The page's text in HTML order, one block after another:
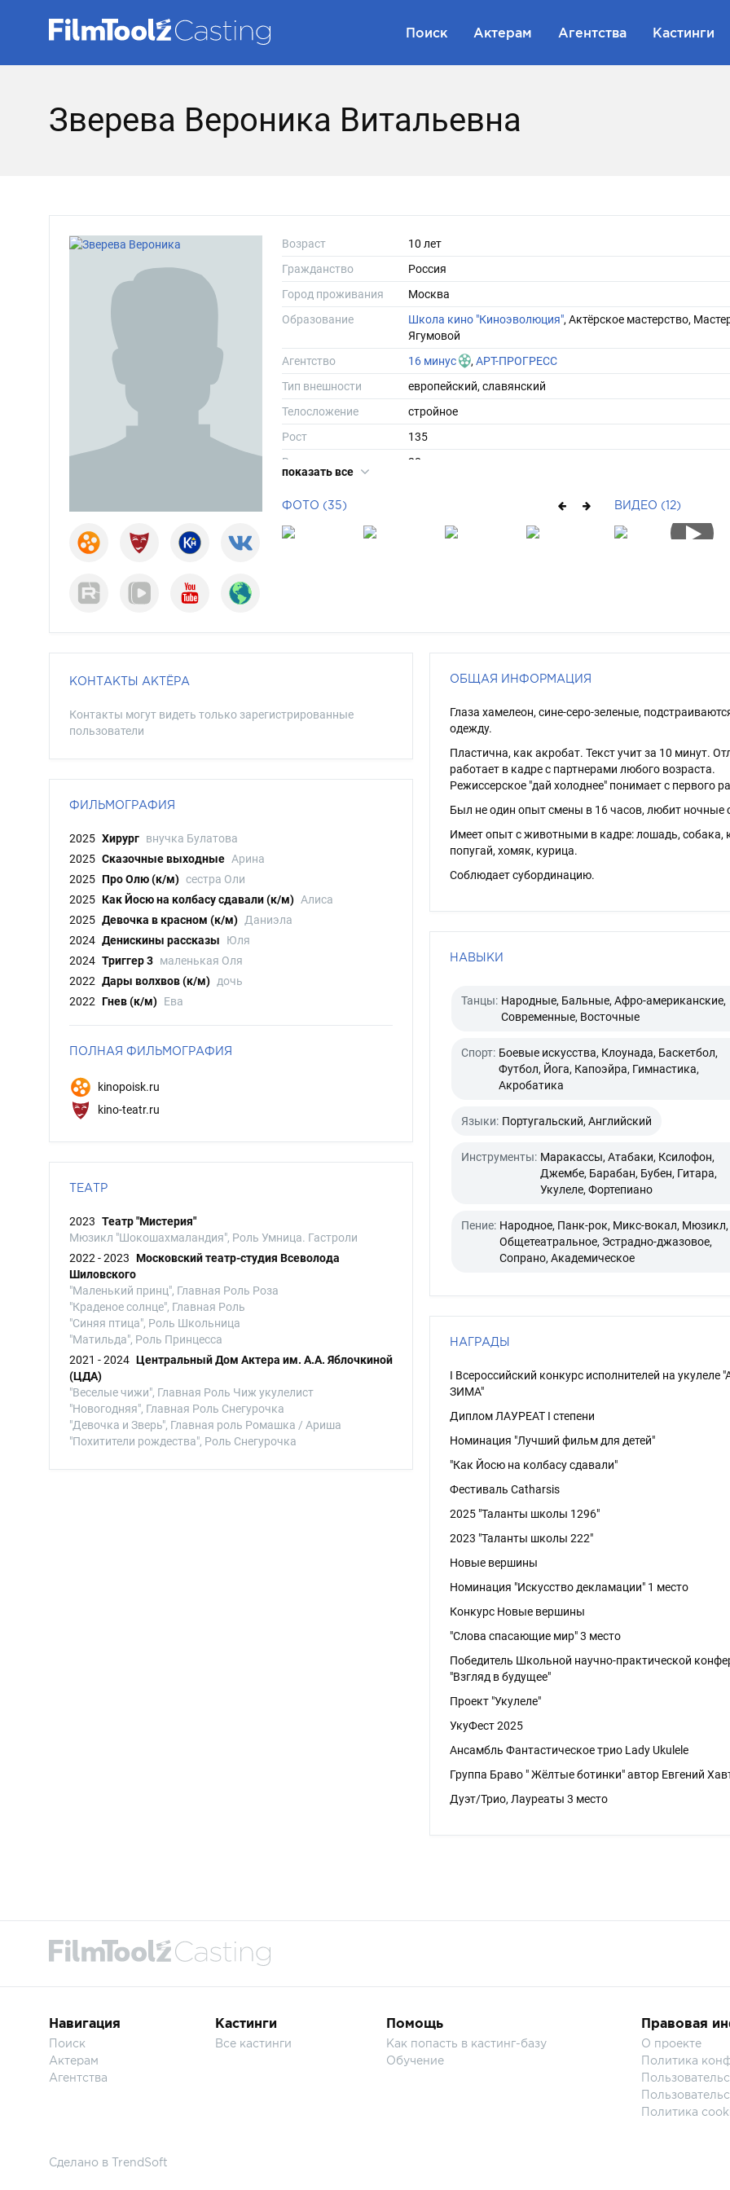
Поиск Актерам Агентства Кастинги
Зверева Вероника Витальевна
Возраст
10 лет
Гражданство
Россия
Город проживания
Москва
Образование
Школа кино "Киноэволюция", Актёрское мастерство,
Ягумовой
Агентство
16 минус , АРТ-ПРОГРЕСС
Тип внешности
европейский, славянский
Телосложение
стройное
Рост
135
Вес
28
Размер обуви
Длина волос
очень длинные
показать все
ФОТО (35) ВИДЕО (12)
КОНТАКТЫ АКТЁРА
Контакты могут видеть только зарегистрированные
пользователи
ФИЛЬМОГРАФИЯ
2025 Хирург внучка Булатова
2025 Сказочные выходные Арина
2025 Про Олю (к/м) сестра Оли
2025 Как Йосю на колбасу сдавали (к/м) Алиса
2025 Девочка в красном (к/м) Даниэла
2024 Денискины рассказы
Юля
2024 Триггер 3 маленькая Оля
2022 Дары волхвов (к/м) дочь
2022
Гнев (к/м) Ева
ПОЛНАЯ ФИЛЬМОГРАФИЯ
kinopoisk.ru
kino-teatr.ru
ТЕАТР
2023 Театр "Мистерия"
Мюзикл "Шокошахмаландия", Роль Умница. Гастроли
2022 - 2023 Московский театр-студия Всеволода
Шиловского
"Маленький принц", Главная Роль Роза
"Краденое солнце", Главная Роль
"Синяя птица", Роль Школьница
"Матильда", Роль Принцесса
2021 - 2024 Центральный Дом Актера им. А.А. Яблочкиной
(ЦДА)
"Веселые чижи", Главная Роль Чиж укулелист
"Новогодняя", Главная Роль Снегурочка
"Девочка и Зверь", Главная роль Ромашка / Ариша
"Похитители рождества", Роль Снегурочка
ОБЩАЯ ИНФОРМАЦИЯ
Глаза хамелеон, сине-серо-зеленые,
одежду.
Пластична, как акробат. Текст учит за 10 минут.
работает в кадре с партнерами любого возраста.
Режиссерское "дай холоднее" понимает с первого
Был не один опыт смены в 16 часов, любит ночные
Имеет опыт с животными в кадре: лошадь, собака,
попугай, хомяк, курица.
Соблюдает субординацию.
НАВЫКИ
Танцы: Народные, Бальные, Афро-американские,
Современные, Восточные
Спорт: Боевые искусства, Клоунада, Баскетбол,
Футбол, Йога, Капоэйра, Гимнастика,
Акробатика
Языки: Португальский, Английский
Инструменты: Маракассы, Атабаки, Ксилофон,
Джембе, Барабан, Бубен, Гитара,
Укулеле, Фортепиано
Пение: Народное, Панк-рок, Микс-вокал, Мюзикл,
Общетеатральное, Эстрадно-джазовое,
Сопрано, Академическое
НАГРАДЫ
I Всероссийский конкурс исполнителей на укулеле
ЗИМА"
Диплом ЛАУРЕАТ I степени
Номинация "Лучший фильм для детей"
"Как Йосю на колбасу сдавали"
Фестиваль Catharsis
2025 "Таланты школы 1296"
2023 "Таланты школы 222"
Новые вершины
Номинация "Искусство декламации" 1 место
Конкурс Новые вершины
"Слова спасающие мир" 3 место
Победитель Школьной научно-практической
"Взгляд в будущее"
Проект "Укулеле"
УкуФест 2025
Ансамбль Фантастическое трио Lady Ukulele
Группа Браво " Жёлтые ботинки" автор Евгений
Дуэт/Трио, Лауреаты 3 место
Навигация
Поиск
Актерам
Агентства
Кастинги
Все кастинги
Помощь
Как попасть в кастинг-базу
Обучение
Правовая
О проекте
Политика
Политика
Сделано в TrendSoft